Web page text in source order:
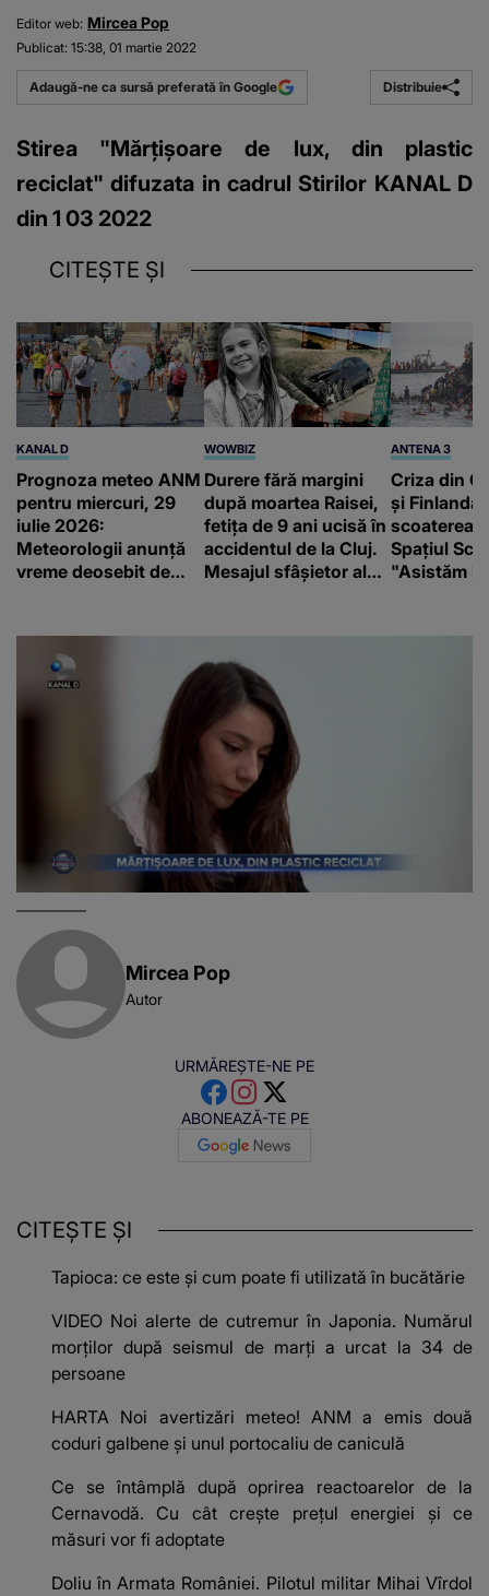
Editor web: Mircea Pop
Publicat: 15:38, 01 martie 2022
Adaugă-ne ca sursă preferată în Google Distribuie
Stirea "Mărțișoare de lux, din plastic
reciclat" difuzata in cadrul Stirilor KANAL D
din 1 03 2022
CITEȘTE ȘI
KANAL D
Prognoza meteo ANM
pentru miercuri, 29
iulie 2026:
Meteorologii anunță
vreme deosebit de
WOWBIZ
Durere fără margini
după moartea Raisei,
fetița de 9 ani ucisă în
accidentul de la Cluj.
Mesajul sfâșietor al
ANTENA 3
Criza din
și Finlanda
scoaterea
Spațiul
"Asistăm
Mircea Pop
Autor
URMĂREȘTE-NE PE
ABONEAZĂ-TE PE
CITEȘTE ȘI
Tapioca: ce este și cum poate fi utilizată în bucătărie
VIDEO Noi alerte de cutremur în Japonia. Numărul
morților după seismul de marți a urcat la 34 de
persoane
HARTA Noi avertizări meteo! ANM a emis două
coduri galbene și unul portocaliu de caniculă
Ce se întâmplă după oprirea reactoarelor de la
Cernavodă. Cu cât crește prețul energiei și ce
măsuri vor fi adoptate
Doliu în Armata României. Pilotul militar Mihai Vîrdol